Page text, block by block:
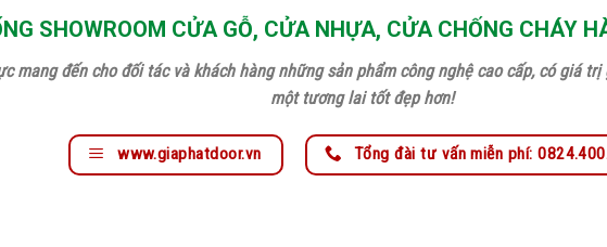
SHOWROOM CỬA GỖ, CỬA NHỰA, CỬA CHỐNG CHÁY
mang đến cho đối tác và khách hàng những sản phẩm công nghệ cao cấp, có giá
một tương lai tốt đẹp hơn!
www.giaphatdoor.vn Tổng đài tư vấn miễn phí: